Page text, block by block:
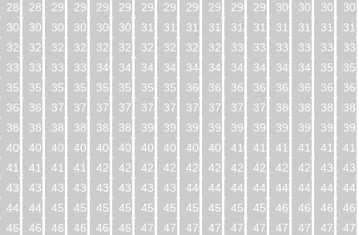
288
289 290 291 292 293 294 295 296 297 298 299 300 301 302
304
305 306 307 308 309 310 311 312 313 314 315 316 317 318
320
321 322 323 324 325 326 327 328 329 330 331 332 333 334
336
337 338 339 340 341 342 343 344 345 346 347 348 349 350
352
353 354 355 356 357 358 359 360 361 362 363 364 365 366
368
369 370 371 372 373 374 375 376 377 378 379 380 381 382
384
385 386 387 388 389 390 391 392 393 394 395 396 397 398
400
401 402 403 404 405 406 407 408 409 410 411 412 413 414
416
417 418 419 420 421 422 423 424 425 426 427 428 429 430
432
433 434 435 436 437 438 439 440 441 442 443 444 445 446
448
449 450 451 452 453 454 455 456 457 458 459 460 461 462
464
465 466 467 468 469 470 471 472 473 474 475 476 477 478